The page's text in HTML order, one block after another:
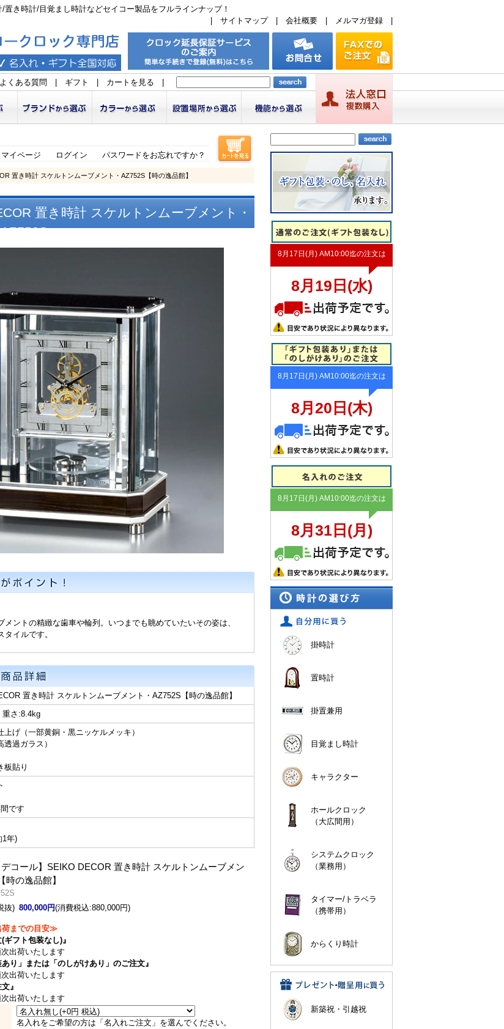
き時計/目覚まし時計などセイコー製品をフルラインナップ！
サイトマップ| 会社概要 メルマガ登録
よくある質問 ギフト カートを見る
マイページ ログイン パスワードをお忘れですか？
置き時計 スケルトンムーブメント・AZ752S【時の逸品館】
置き時計 スケルトンムーブメント・
AZ752S
ントの精緻な歯車や輪列。いつまでも眺めていたいその姿は、
イルです。
置き時計 スケルトンムーブメント・AZ752S【時の逸品館】
重さ:8.4kg
げ（一部黄銅・黒ニッケルメッキ）
過ガラス）
板貼り
です
1年)
デコール】SEIKO DECOR 置き時計 スケルトンムーブメン
時の逸品館】
抜) 800,000円(消費税込:880,000円)
までの目安≫
ギフト包装なし)』
出荷いたします
あり」または「のしがけあり」のご注文』
出荷いたします
』
出荷いたします
名入れをご希望の方は「名入れご注文」を選んでください。
掛時計
置時計
掛置兼用
目覚まし時計
キャラクター
ホールクロック
（大広間用）
システムクロック
（業務用）
タイマー/トラベラ
（携帯用）
からくり時計
新築祝・引越祝